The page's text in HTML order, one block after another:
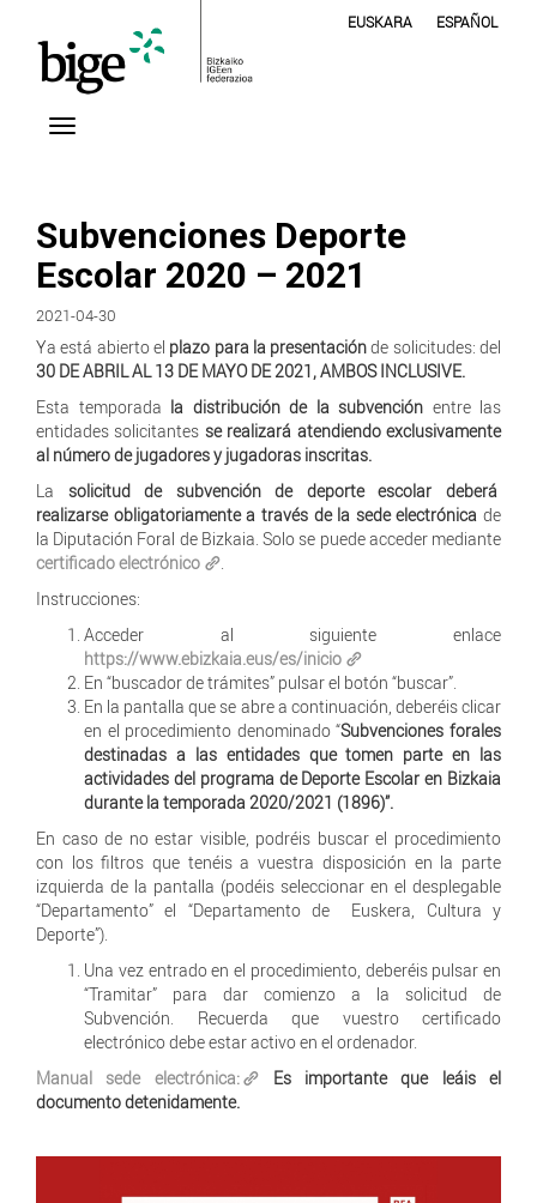
EUSKARA ESPAÑOL
Subvenciones Deporte
Escolar 2020 – 2021
2021-04-30
Ya está abierto el plazo para la presentaciónde solicitudes: del
30 DE ABRIL AL 13 DE MAYO DE 2021, AMBOS INCLUSIVE.
Esta temporada la distribución de la subvención entre las
entidades solicitantes se realizará atendiendo exclusivamente
al número de jugadores y jugadoras inscritas.
La solicitud de subvención de deporte escolar
deberá
realizarse obligatoriamente a través de la sede electrónica de
la Diputación Foral de Bizkaia. Solo se puede acceder mediante
certificado electrónico
.
Instrucciones:
Acceder al siguiente enlace
https://www.ebizkaia.eus/es/inicio
En “buscador de trámites” pulsar el botón “buscar”.
En la pantalla que se abre a continuación, deberéis clicar
en el procedimiento denominado “Subvenciones forales
destinadas a las entidades que tomen parte en las
actividades del programa de Deporte Escolar en Bizkaia
durante la temporada 2020/2021 (1896)”.
En caso de no estar visible, podréis buscar el procedimiento
con los filtros que tenéis a vuestra disposición en la parte
izquierda de la pantalla (podéis seleccionar en el desplegable
“Departamento” el “Departamento de Euskera, Cultura y
Deporte”).
Una vez entrado en el procedimiento, deberéis pulsar en
“Tramitar” para dar comienzo a la solicitud de
Subvención. Recuerda que vuestro certificado
electrónico debe estar activo en el ordenador.
Manual sede electrónica:
Es importante que leáis el
documento detenidamente.